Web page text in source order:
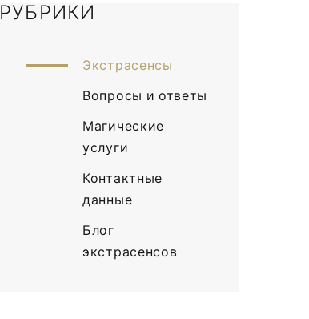
РУБРИКИ
Экстрасенсы
Вопросы и ответы
Магические
услуги
Контактные
данные
Блог
экстрасенсов